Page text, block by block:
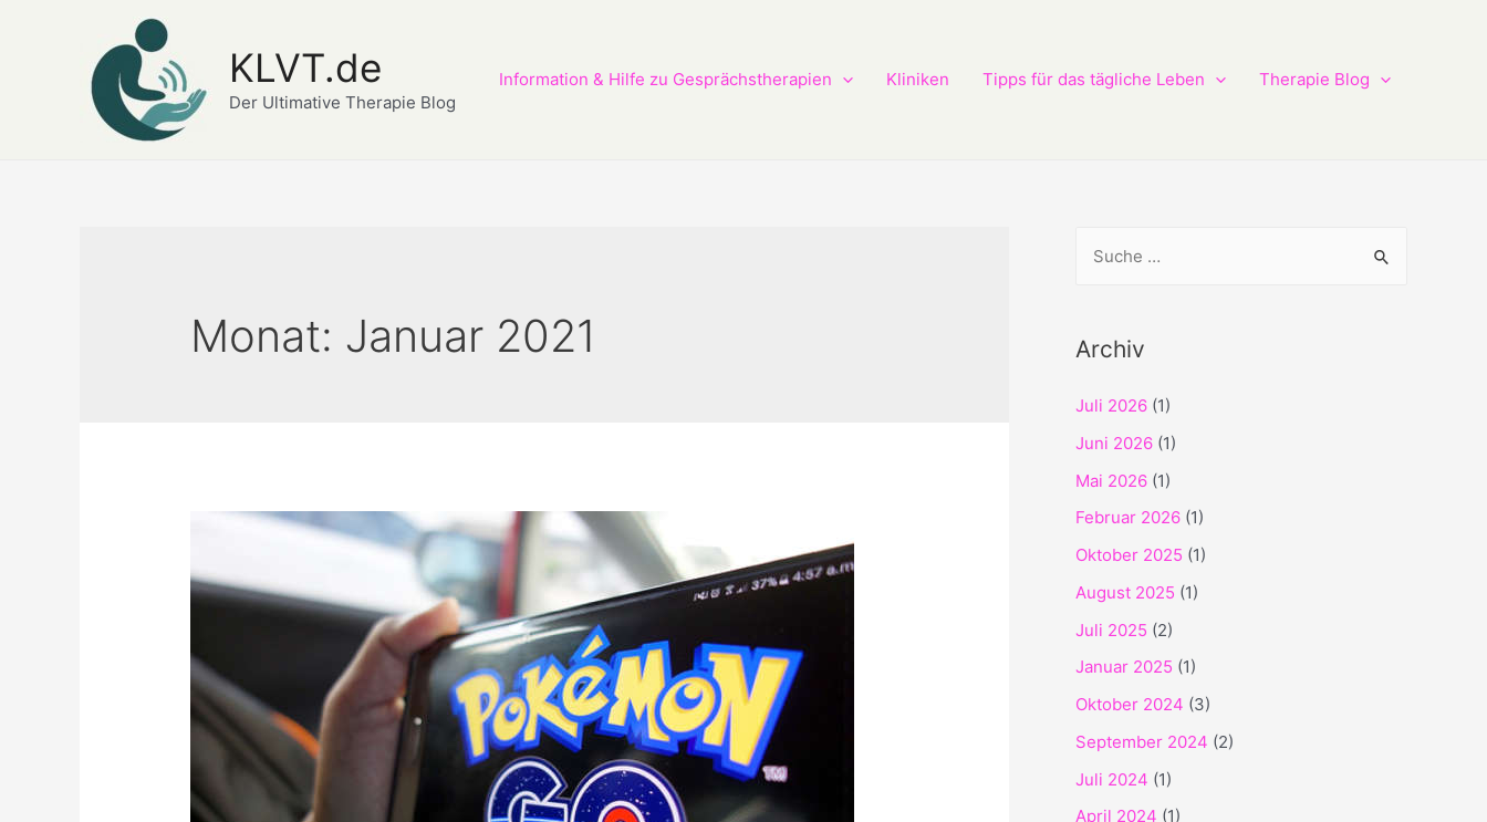
KLVT.de
Der Ultimative Therapie Blog
Information & Hilfe zu Gesprächstherapien Kliniken Tipps für das tägliche Leben Therapie Blog
Monat: Januar 2021
h
n
n
a
c
Archiv
Juli 2026 (1)
Juni 2026 (1)
Mai 2026 (1)
Februar 2026 (1)
Oktober 2025 (1)
August 2025 (1)
Juli 2025 (2)
Januar 2025 (1)
Oktober 2024 (3)
September 2024 (2)
Juli 2024 (1)
April 2024 (1)